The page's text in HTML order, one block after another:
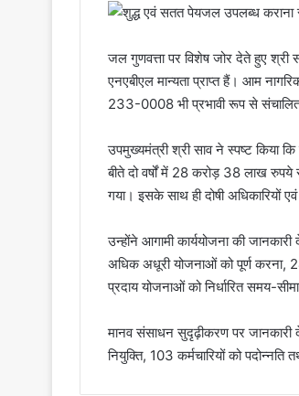
जल गुणवत्ता पर विशेष जोर देते हुए श्री
एनएबीएल मान्यता प्राप्त हैं। आम
233-0008 भी प्रभावी रूप से संचालित
उपमुख्यमंत्री श्री साव ने स्पष्ट किया
बीते दो वर्षों में 28 करोड़ 38 लाख
गया। इसके साथ ही दोषी अधिकारियों
उन्होंने आगामी कार्ययोजना की
अधिक अधूरी योजनाओं को पूर्ण करना,
प्रदाय योजनाओं को निर्धारित समय-
मानव संसाधन सुदृढ़ीकरण पर जानकारी
नियुक्ति, 103 कर्मचारियों को